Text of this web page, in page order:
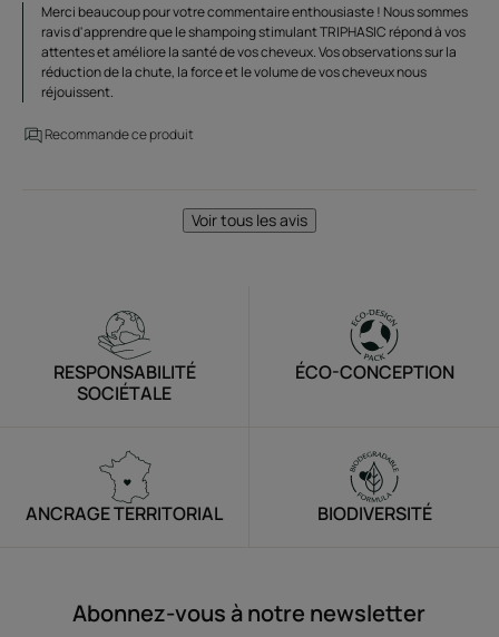
Merci beaucoup pour votre commentaire enthousiaste ! Nous sommes
ravis d'apprendre que le shampoing stimulant TRIPHASIC répond à vos
attentes et améliore la santé de vos cheveux. Vos observations sur la
réduction de la chute, la force et le volume de vos cheveux nous
réjouissent.
Recommande ce produit
Voir tous les avis
RESPONSABILITÉ
SOCIÉTALE
ÉCO-CONCEPTION
ANCRAGE TERRITORIAL BIODIVERSITÉ
Abonnez-vous à notre newsletter